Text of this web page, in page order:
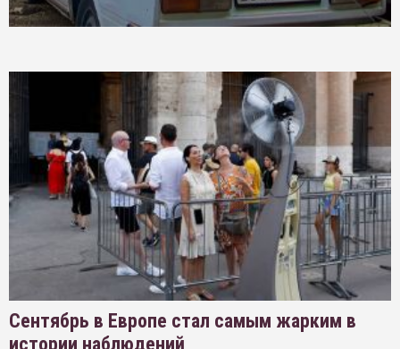
Сентябрь в Европе стал самым жарким в
истории наблюдений